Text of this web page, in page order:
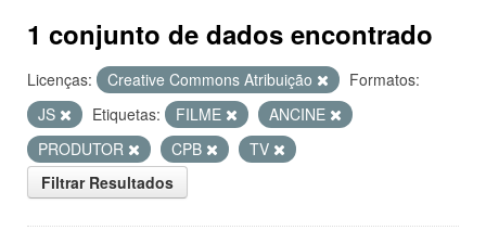
1 conjunto de dados encontrado
Licenças: Creative Commons Atribuição
Formatos:
JS
Etiquetas: FILME
ANCINE
PRODUTOR
CPB
TV
Filtrar Resultados